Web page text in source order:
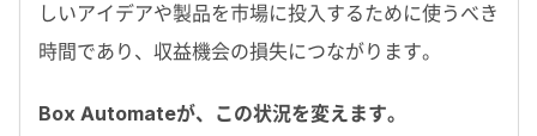
しいアイデアや製品を市場に投入するために使うべき
時間であり、収益機会の損失につながります。
Box Automateが、この状況を変えます。